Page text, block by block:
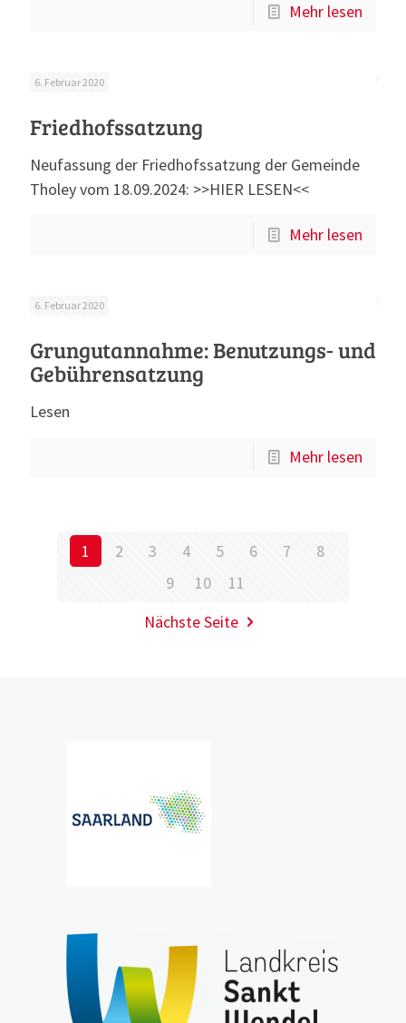
Mehr lesen
6. Februar 2020
Friedhofssatzung
Neufassung der Friedhofssatzung der Gemeinde
Tholey vom 18.09.2024: >>HIER LESEN<<
Mehr lesen
6. Februar 2020
Grungutannahme: Benutzungs- und
Gebührensatzung
Lesen
Mehr lesen
1 2 3 4 5 6 7
8
9
10
11
Nächste Seite